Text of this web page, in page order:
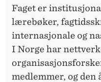
Faget er
lærebøker,
internasjonale og
I Norge har
medlemmer, og den